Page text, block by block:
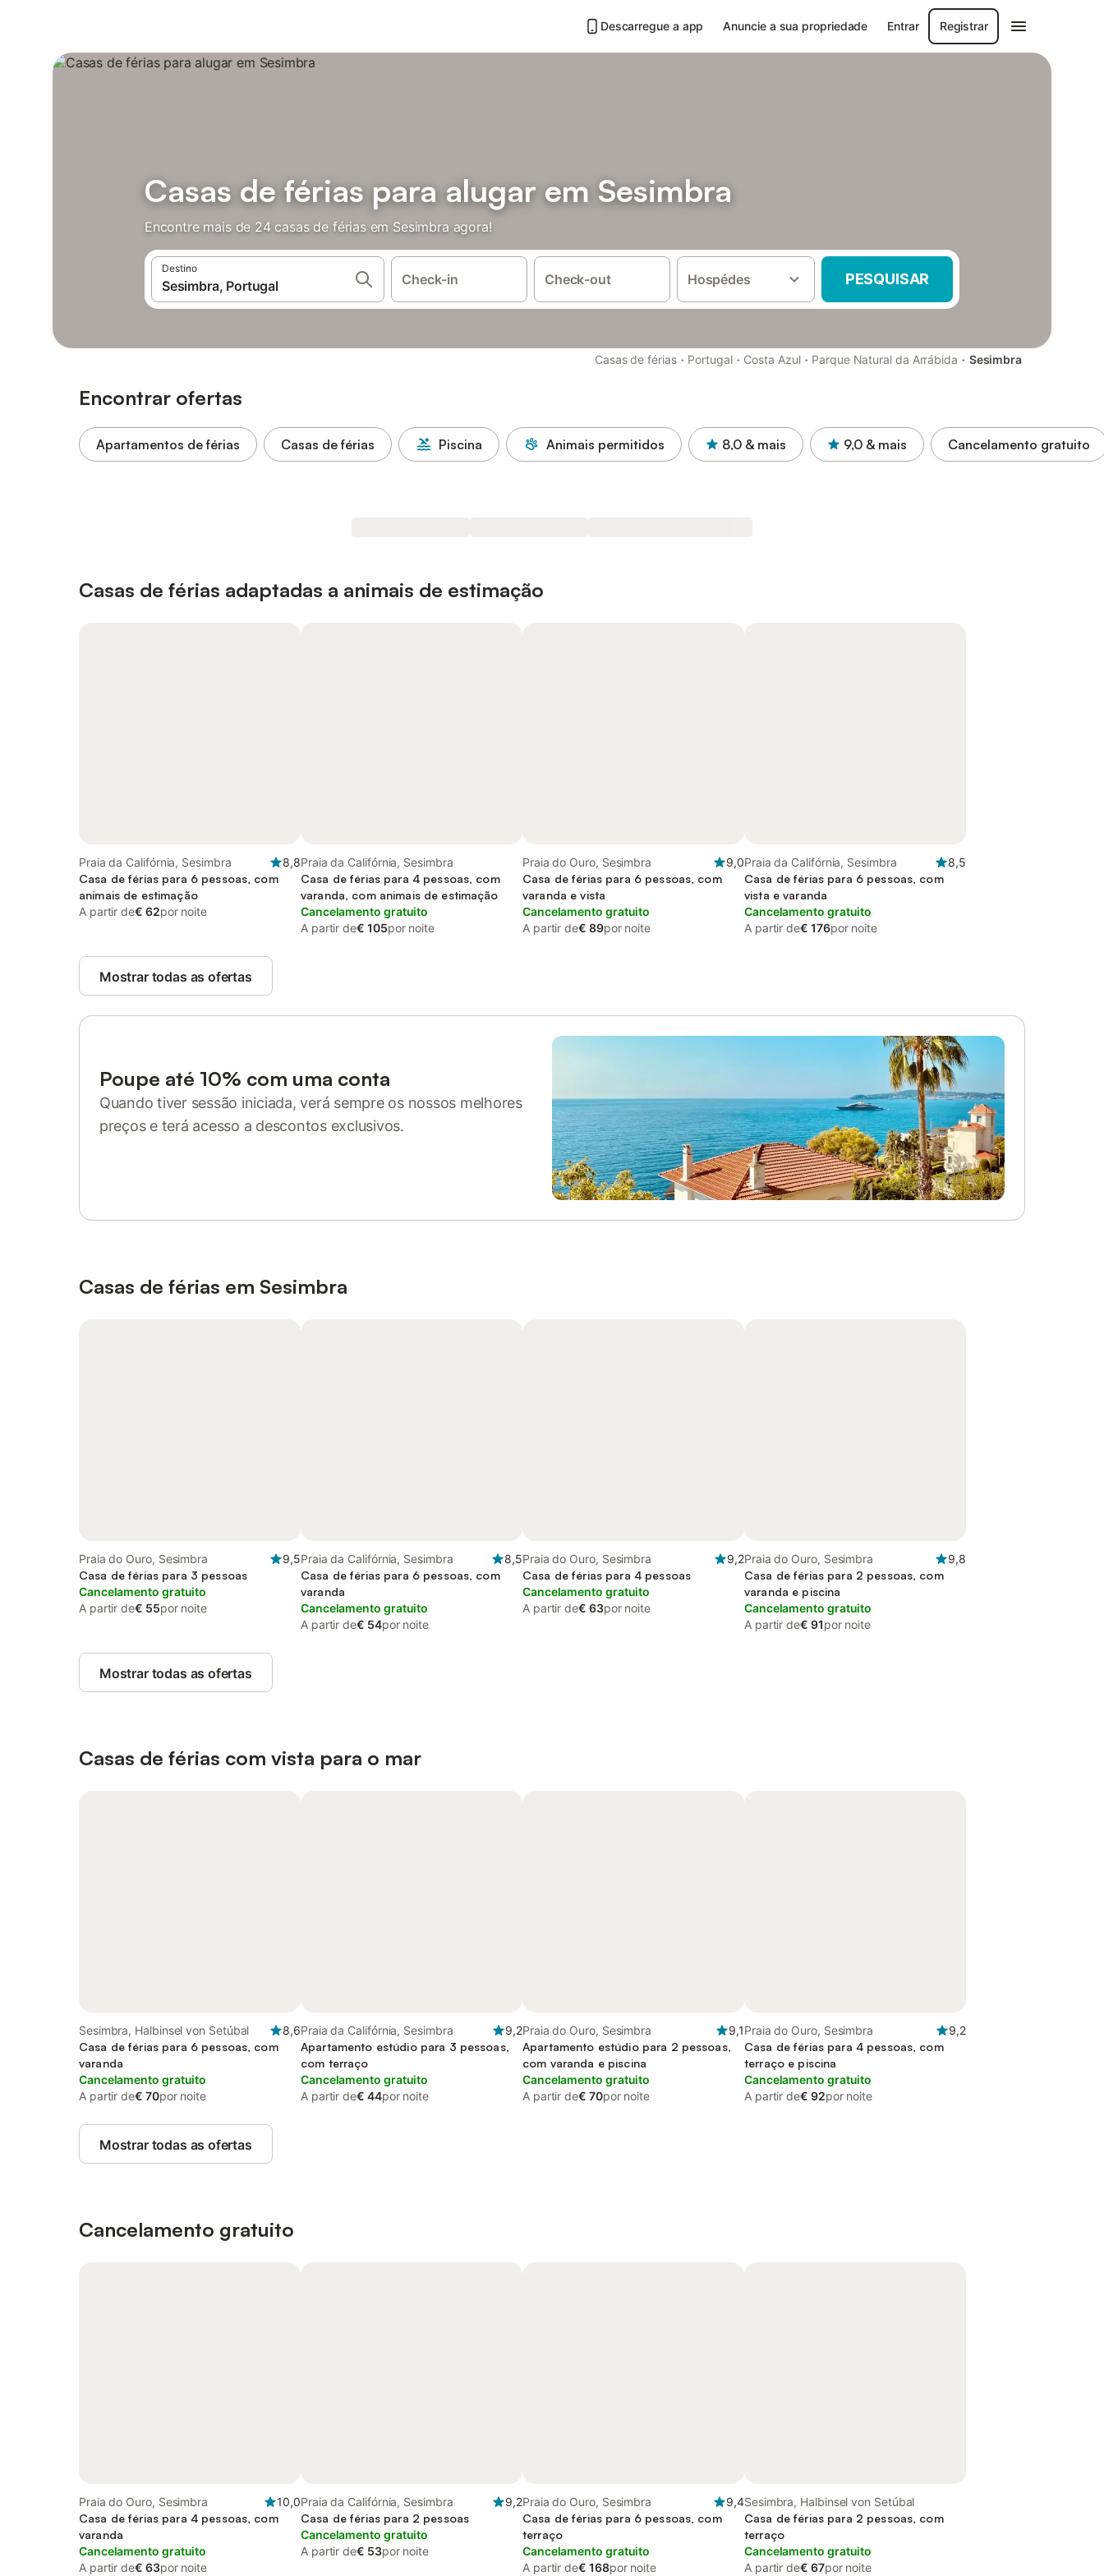
Descarregue a app Anuncie a sua propriedade Entrar Registrar
Casas de férias para alugar em Sesimbra
Encontre mais de 24 casas de férias em Sesimbra agora!
Destino
Check-in Check-out Hospédes PESQUISAR
Casas de férias · Portugal · Costa Azul · Parque Natural da Arrábida · Sesimbra
Encontrar ofertas
Apartamentos de férias Casas de férias Piscina Animais permitidos 8,0 & mais 9,0 & mais Cancelamento gratuito
Casas de férias adaptadas a animais de estimação
Praia da Califórnia, Sesimbra
8,8
Casa de férias para 6 pessoas, com
animais de estimação
A partir de€ 62por noite
Praia da Califórnia, Sesimbra
Casa de férias para 4 pessoas, com
varanda, com animais de estimação
Cancelamento gratuito
A partir de€ 105por noite
Praia do Ouro, Sesimbra
9,0
Casa de férias para 6 pessoas, com
varanda e vista
Cancelamento gratuito
A partir de€ 89por noite
Praia da Califórnia, Sesimbra
8,5
Casa de férias para 6 pessoas, com
vista e varanda
Cancelamento gratuito
A partir de€ 176por noite
Mostrar todas as ofertas
Poupe até 10% com uma conta
Quando tiver sessão iniciada, verá sempre os nossos melhores
preços e terá acesso a descontos exclusivos.
Casas de férias em Sesimbra
Praia do Ouro, Sesimbra
9,5
Casa de férias para 3 pessoas
Cancelamento gratuito
A partir de€ 55por noite
Praia da Califórnia, Sesimbra
8,5
Casa de férias para 6 pessoas, com
varanda
Cancelamento gratuito
A partir de€ 54por noite
Praia do Ouro, Sesimbra
9,2
Casa de férias para 4 pessoas
Cancelamento gratuito
A partir de€ 63por noite
Praia do Ouro, Sesimbra
9,8
Casa de férias para 2 pessoas, com
varanda e piscina
Cancelamento gratuito
A partir de€ 91por noite
Mostrar todas as ofertas
Casas de férias com vista para o mar
Sesimbra, Halbinsel von Setúbal
8,6
Casa de férias para 6 pessoas, com
varanda
Cancelamento gratuito
A partir de€ 70por noite
Praia da Califórnia, Sesimbra
9,2
Apartamento estúdio para 3 pessoas,
com terraço
Cancelamento gratuito
A partir de€ 44por noite
Praia do Ouro, Sesimbra
9,1
Apartamento estúdio para 2 pessoas,
com varanda e piscina
Cancelamento gratuito
A partir de€ 70por noite
Praia do Ouro, Sesimbra
9,2
Casa de férias para 4 pessoas, com
terraço e piscina
Cancelamento gratuito
A partir de€ 92por noite
Mostrar todas as ofertas
Cancelamento gratuito
Praia do Ouro, Sesimbra
10,0
Casa de férias para 4 pessoas, com
varanda
Cancelamento gratuito
A partir de€ 63por noite
Praia da Califórnia, Sesimbra
9,2
Casa de férias para 2 pessoas
Cancelamento gratuito
A partir de€ 53por noite
Praia do Ouro, Sesimbra
9,4
Casa de férias para 6 pessoas, com
terraço
Cancelamento gratuito
A partir de€ 168por noite
Sesimbra, Halbinsel von Setúbal
Casa de férias para 2 pessoas, com
terraço
Cancelamento gratuito
A partir de€ 67por noite